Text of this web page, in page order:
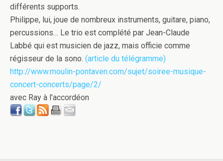
différents supports.
Philippe, lui, joue de nombreux instruments, guitare, piano,
percussions… Le trio est complété par Jean-Claude
Labbé qui est musicien de jazz, mais officie comme
régisseur de la sono. (article du télégramme)
http://www.moulin-pontaven.com/sujet/soiree-musique-
concert-concerts/page/2/
avec Ray à l’accordéon